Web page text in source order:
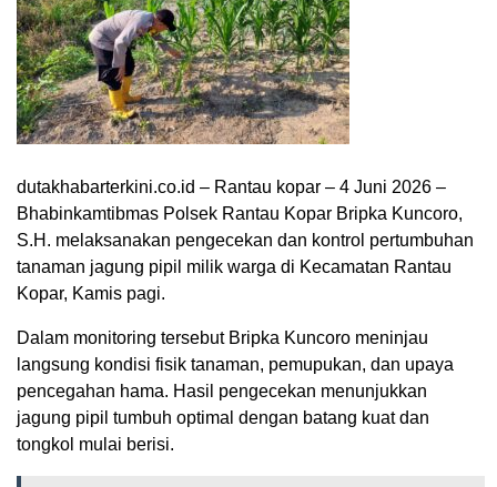
dutakhabarterkini.co.id – Rantau kopar – 4 Juni 2026 –
Bhabinkamtibmas Polsek Rantau Kopar Bripka Kuncoro,
S.H. melaksanakan pengecekan dan kontrol pertumbuhan
tanaman jagung pipil milik warga di Kecamatan Rantau
Kopar, Kamis pagi.
Dalam monitoring tersebut Bripka Kuncoro meninjau
langsung kondisi fisik tanaman, pemupukan, dan upaya
pencegahan hama. Hasil pengecekan menunjukkan
jagung pipil tumbuh optimal dengan batang kuat dan
tongkol mulai berisi.